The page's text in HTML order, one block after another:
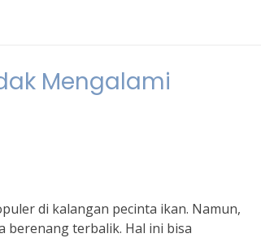
Mengalami
di kalangan pecinta ikan. Namun,
berenang terbalik. Hal ini bisa